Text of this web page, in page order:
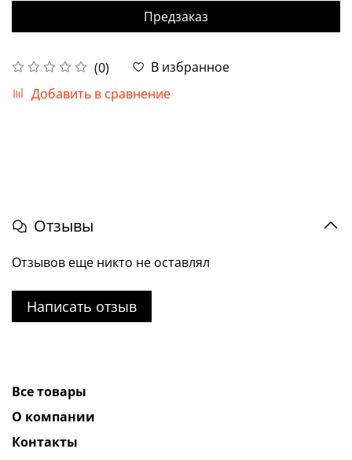
(0)
В избранное
Добавить в сравнение
Предзаказ
Отзывы
Отзывов еще никто не оставлял
Написать отзыв
Все товары
О компании
Контакты